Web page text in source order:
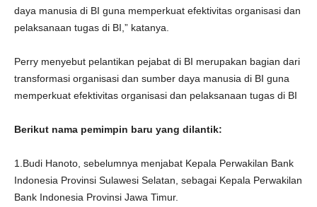
daya manusia di BI guna memperkuat efektivitas organisasi dan
pelaksanaan tugas di BI,” katanya.
Perry menyebut pelantikan pejabat di BI merupakan bagian dari
transformasi organisasi dan sumber daya manusia di BI guna
memperkuat efektivitas organisasi dan pelaksanaan tugas di BI
Berikut nama pemimpin baru yang dilantik:
1.Budi Hanoto, sebelumnya menjabat Kepala Perwakilan Bank
Indonesia Provinsi Sulawesi Selatan, sebagai Kepala Perwakilan
Bank Indonesia Provinsi Jawa Timur.